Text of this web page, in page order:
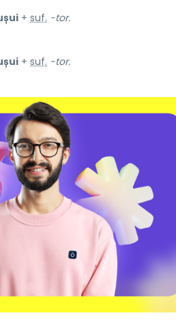
+ suf. -tor.
+ suf. -tor.